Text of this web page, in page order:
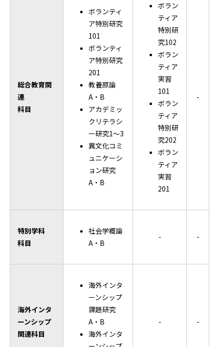
総合教育関
連
科目
ボランティ
ア特別研究
101
ボランティ
ア特別研究
201
教養原論
A・B
アカデミッ
クリテラシ
ー研究1～3
異文化コミ
ュニケーシ
ョン研究
A・B
ボラン
ティア
特別研
究102
ボラン
ティア
実習
101
ボラン
ティア
特別研
究202
ボラン
ティア
実習
201
-
特別学科
科目
社会学概論
A・B
- -
海外インタ
ーンシップ
関連科目
海外インタ
ーンシップ
課題研究
A・B
海外インタ
- -